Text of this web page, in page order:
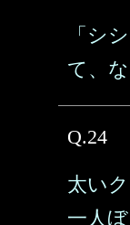
「シ
て、
Q.24
太い
一人